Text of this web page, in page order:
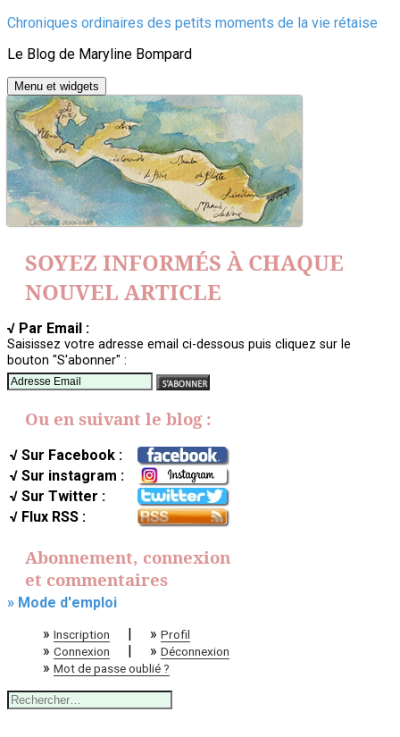
Aller
contenu
Chroniques ordinaires des petits moments de la vie rétaise
Le Blog de Maryline Bompard
Menu et widgets
SOYEZ INFORMÉS À CHAQUE
NOUVEL ARTICLE
√ Par Email :
Saisissez votre adresse email ci-dessous puis cliquez sur le
bouton "S'abonner" :
Ou en suivant le blog :
√ Sur Facebook :
√ Sur instagram :
√ Sur Twitter :
√ Flux RSS :
Abonnement, connexion
et commentaires
» Mode d'emploi
» Inscription | » Profil
» Connexion | » Déconnexion
» Mot de passe oublié ?
Rechercher :